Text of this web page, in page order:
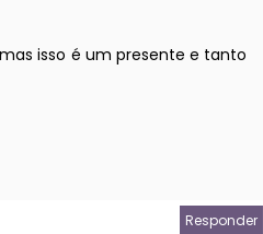
isso é um presente e tanto
Responder